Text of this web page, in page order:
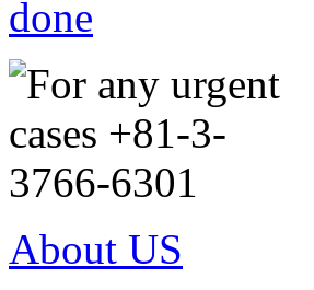
About US